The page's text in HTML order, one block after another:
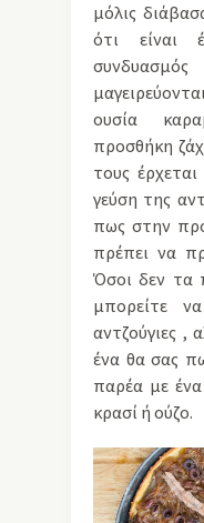
μόλις
ότι είναι
ουσία
προσθήκη
τους
γεύση της
πως στην
πρέπει να
Όσοι δεν τα
μπορείτε
αντζούγιες ,
ένα θα σας
παρέα με
κρασί ή ούζο.